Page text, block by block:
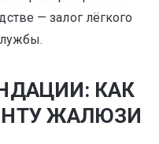
— залог лёгкого
КАК
ЖАЛЮЗИ